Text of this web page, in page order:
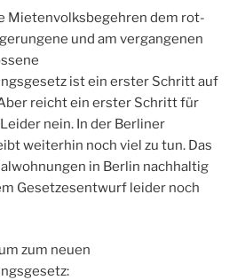
Mietenvolksbegehren dem rot-
und am vergangenen
ist ein erster Schritt auf
reicht ein erster Schritt für
nein. In der Berliner
weiterhin noch viel zu tun. Das
in Berlin nachhaltig
Gesetzesentwurf leider noch
zum neuen